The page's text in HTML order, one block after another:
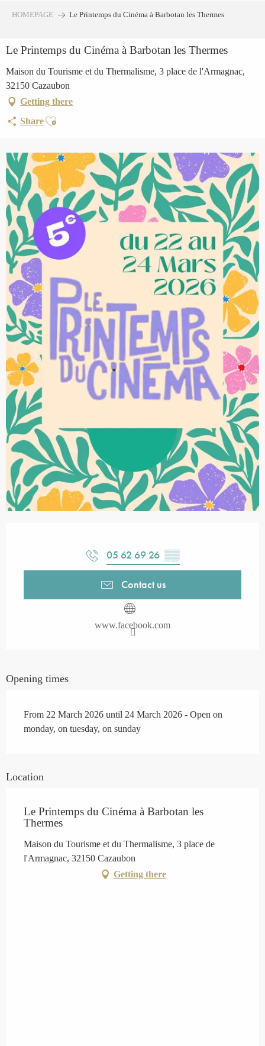
principal
HOMEPAGE Le Printemps du Cinéma à Barbotan les Thermes
Le Printemps du Cinéma à Barbotan les Thermes
Maison du Tourisme et du Thermalisme, 3 place de l'Armagnac,
32150 Cazaubon
Getting there
ShareAjouter aux favoris
05 62 69 26 ▒▒
Contact us
www.facebook.com
Opening times
From 22 March 2026 until 24 March 2026 - Open on
monday, on tuesday, on sunday
Location
Le Printemps du Cinéma à Barbotan les
Thermes
Maison du Tourisme et du Thermalisme, 3 place de
l'Armagnac, 32150 Cazaubon
Getting there